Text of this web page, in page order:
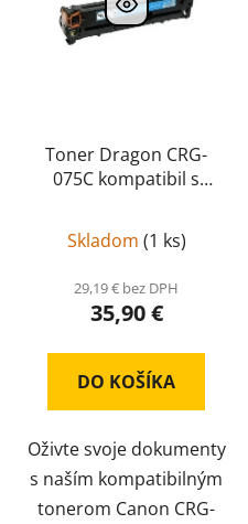
Toner Dragon CRG-
075C kompatibil s
075C
Skladom (1 ks)
29,19 € bez DPH
35,90 €
DO KOŠÍKA
Oživte svoje dokumenty
s naším kompatibilným
tonerom Canon CRG-